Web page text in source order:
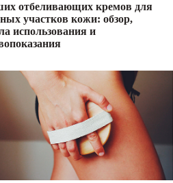
отбеливающих кремов для
участков кожи: обзор,
использования и